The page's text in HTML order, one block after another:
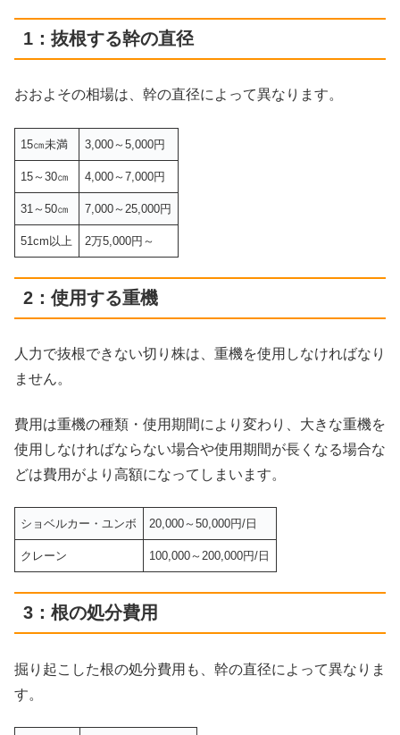
1：抜根する幹の直径
おおよその相場は、幹の直径によって異なります。
15㎝未満 3,000～5,000円
15～30㎝ 4,000～7,000円
31～50㎝ 7,000～25,000円
51cm以上 2万5,000円～
2：使用する重機
人力で抜根できない切り株は、重機を使用しなければなり
ません。
費用は重機の種類・使用期間により変わり、大きな重機を
使用しなければならない場合や使用期間が長くなる場合な
どは費用がより高額になってしまいます。
ショベルカー・ユンボ 20,000～50,000円/日
クレーン 100,000～200,000円/日
3：根の処分費用
掘り起こした根の処分費用も、幹の直径によって異なりま
す。